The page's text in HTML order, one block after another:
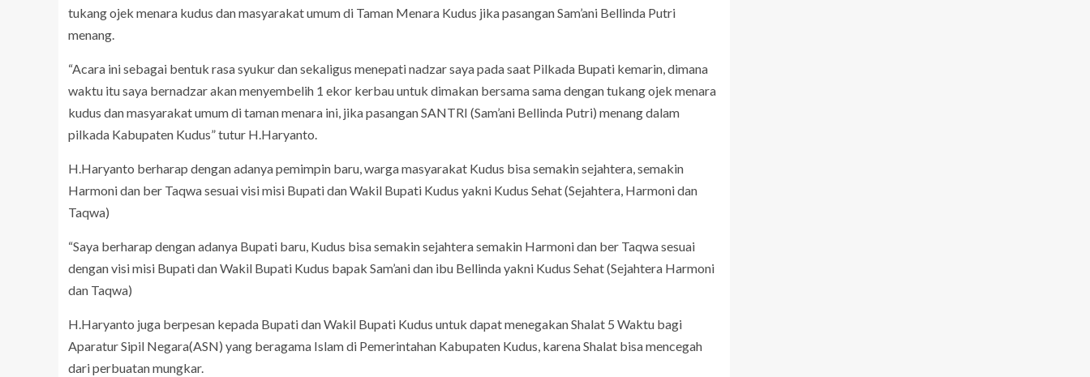
tukang ojek menara kudus dan masyarakat umum di Taman Menara Kudus jika pasangan Sam’ani Bellinda Putri
menang.
“Acara ini sebagai bentuk rasa syukur dan sekaligus menepati nadzar saya pada saat Pilkada Bupati kemarin, dimana
waktu itu saya bernadzar akan menyembelih 1 ekor kerbau untuk dimakan bersama sama dengan tukang ojek menara
kudus dan masyarakat umum di taman menara ini, jika pasangan SANTRI (Sam’ani Bellinda Putri) menang dalam
pilkada Kabupaten Kudus” tutur H.Haryanto.
H.Haryanto berharap dengan adanya pemimpin baru, warga masyarakat Kudus bisa semakin sejahtera, semakin
Harmoni dan ber Taqwa sesuai visi misi Bupati dan Wakil Bupati Kudus yakni Kudus Sehat (Sejahtera, Harmoni dan
Taqwa)
“Saya berharap dengan adanya Bupati baru, Kudus bisa semakin sejahtera semakin Harmoni dan ber Taqwa sesuai
dengan visi misi Bupati dan Wakil Bupati Kudus bapak Sam’ani dan ibu Bellinda yakni Kudus Sehat (Sejahtera Harmoni
dan Taqwa)
H.Haryanto juga berpesan kepada Bupati dan Wakil Bupati Kudus untuk dapat menegakan Shalat 5 Waktu bagi
Aparatur Sipil Negara(ASN) yang beragama Islam di Pemerintahan Kabupaten Kudus, karena Shalat bisa mencegah
dari perbuatan mungkar.